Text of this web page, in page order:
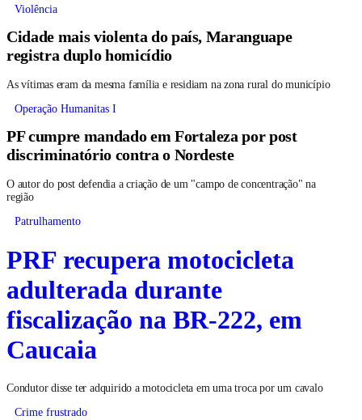
Violência
Cidade mais violenta do país, Maranguape
registra duplo homicídio
As vítimas eram da mesma família e residiam na zona rural do município
Operação Humanitas I
PF cumpre mandado em Fortaleza por post
discriminatório contra o Nordeste
O autor do post defendia a criação de um "campo de concentração" na
região
Patrulhamento
PRF recupera motocicleta
adulterada durante
fiscalização na BR-222, em
Caucaia
Condutor disse ter adquirido a motocicleta em uma troca por um cavalo
Crime frustrado